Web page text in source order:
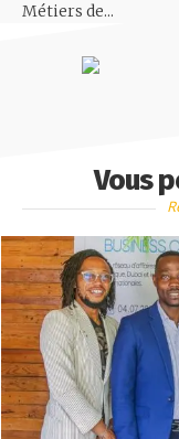
Métiers de...
Vous